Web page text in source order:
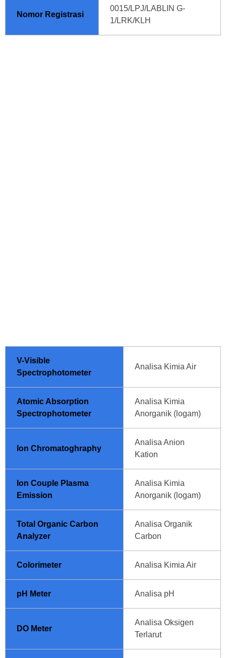
Nomor Registrasi
0015/LPJ/LABLIN G-
1/LRK/KLH
V-Visible
Spectrophotometer
Analisa Kimia Air
Atomic Absorption
Spectrophotometer
Analisa Kimia
Anorganik (logam)
Ion Chromatoghraphy
Analisa Anion
Kation
Ion Couple Plasma
Emission
Analisa Kimia
Anorganik (logam)
Total Organic Carbon
Analyzer
Analisa Organik
Carbon
Colorimeter Analisa Kimia Air
pH Meter Analisa pH
DO Meter
Analisa Oksigen
Terlarut